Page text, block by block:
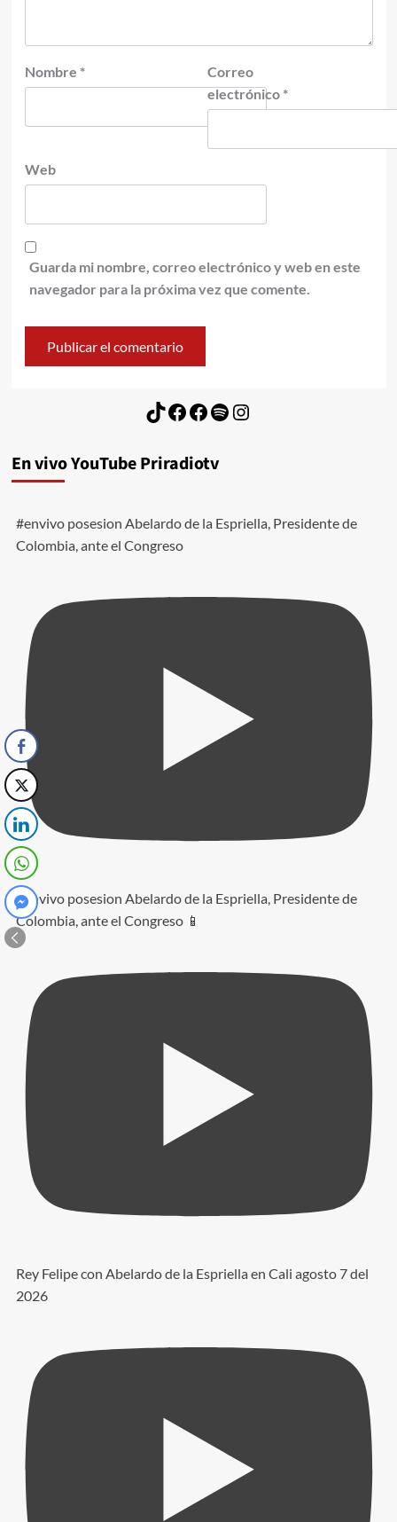
Nombre *
Correo
electrónico *
Web
Guarda mi nombre, correo electrónico y web en este
navegador para la próxima vez que comente.
TikTok
Facebook
Facebook
Spotify
Instagram
En vivo YouTube Priradiotv
#envivo posesion Abelardo de la Espriella, Presidente de
Colombia, ante el Congreso
#envivo posesion Abelardo de la Espriella, Presidente de
Colombia, ante el Congreso 📱
Rey Felipe con Abelardo de la Espriella en Cali agosto 7 del
2026